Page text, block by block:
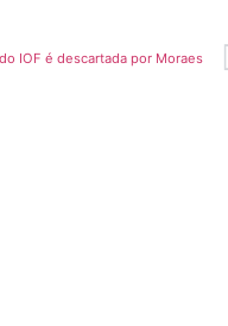
IOF é descartada por Moraes